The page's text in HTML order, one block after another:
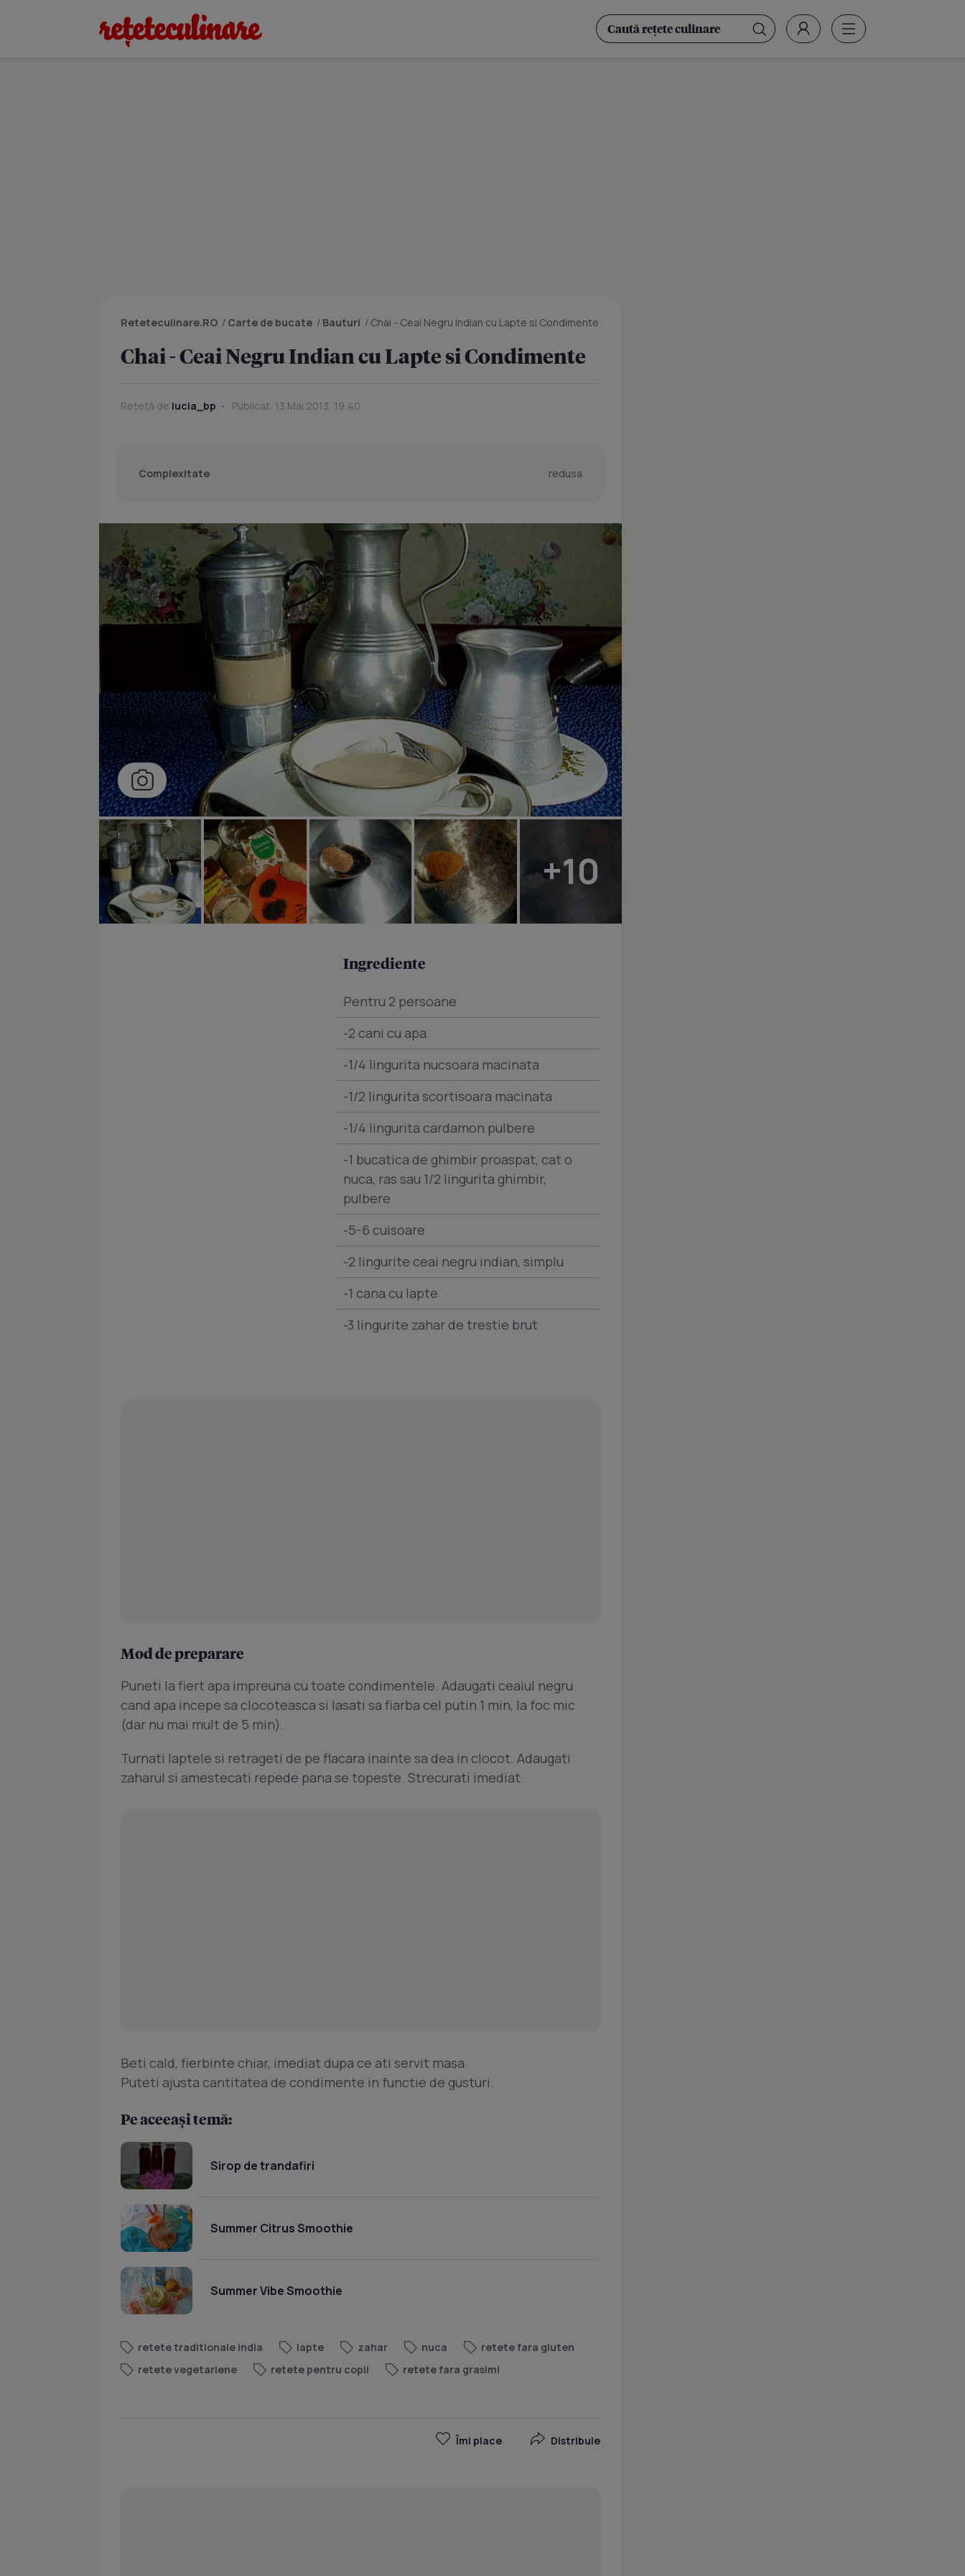
Reteteculinare.RO / Carte de bucate / Bauturi / Chai - Ceai Negru Indian cu Lapte si Condimente
Chai - Ceai Negru Indian cu Lapte si Condimente
Rețetă de lucia_bp Publicat: 13 Mai 2013, 19:40
Complexitate redusa
+10
Ingrediente
Pentru 2 persoane
-2 cani cu apa
-1/4 lingurita nucsoara macinata
-1/2 lingurita scortisoara macinata
-1/4 lingurita cardamon pulbere
-1 bucatica de ghimbir proaspat, cat o
nuca, ras sau 1/2 lingurita ghimbir,
pulbere
-5-6 cuisoare
-2 lingurite ceai negru indian, simplu
-1 cana cu lapte
-3 lingurite zahar de trestie brut
Mod de preparare
Puneti la fiert apa impreuna cu toate condimentele. Adaugati ceaiul negru
cand apa incepe sa clocoteasca si lasati sa fiarba cel putin 1 min, la foc mic
(dar nu mai mult de 5 min).
Turnati laptele si retrageti de pe flacara inainte sa dea in clocot. Adaugati
zaharul si amestecati repede pana se topeste. Strecurati imediat.
Beti cald, fierbinte chiar, imediat dupa ce ati servit masa.
Puteti ajusta cantitatea de condimente in functie de gusturi.
Pe aceeași temă:
Sirop de trandafiri
Summer Citrus Smoothie
Summer Vibe Smoothie
retete traditionale india lapte zahar nuca
retete fara gluten
retete vegetariene
retete pentru copii retete fara grasimi
Îmi place Distribuie